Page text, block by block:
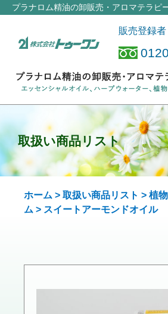
プラナロム精油の卸販売・アロマテラピ
販売登録
取扱い商品リスト
ホーム > 取扱い商品リスト > 植
ム > スイートアーモンドオイル